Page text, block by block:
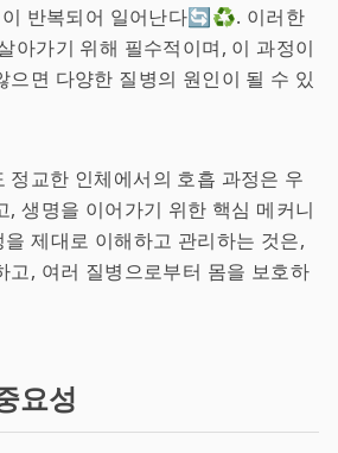
이 반복되어 일어난다🔄♻️. 이러한
아가기 위해 필수적이며, 이 과정이
으면 다양한 질병의 원인이 될 수 있
정교한 인체에서의 호흡 과정은 우
, 생명을 이어가기 위한 핵심 메커니
제대로 이해하고 관리하는 것은,
고, 여러 질병으로부터 몸을 보호하
요성